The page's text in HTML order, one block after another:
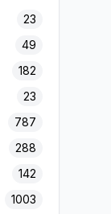
23
49
182
23
787
288
142
1003